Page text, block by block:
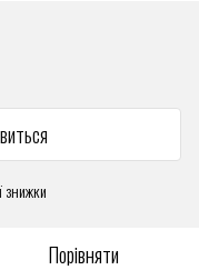
знижки
Порівняти